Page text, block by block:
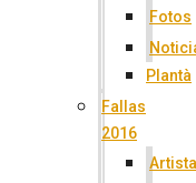
Fotos
Plantà
Fallas
2016